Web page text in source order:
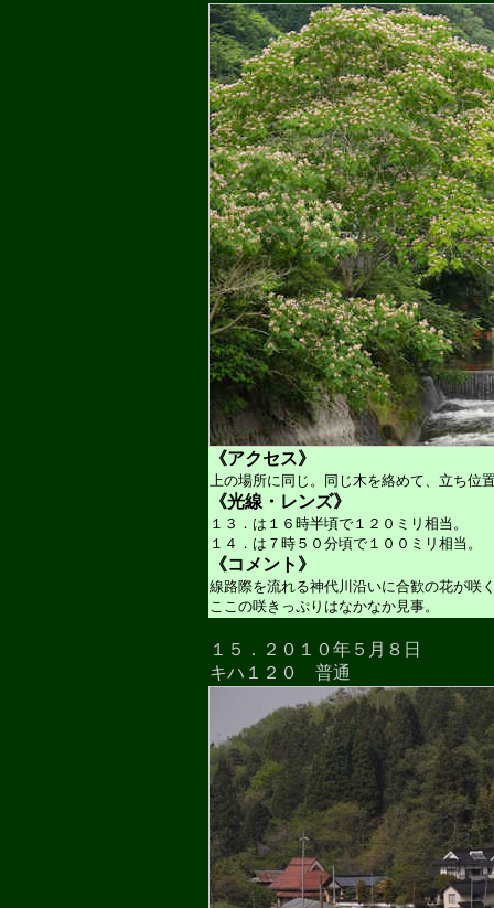
《アクセス》
上の場所に同じ。同じ木を絡めて、立ち位
《光線・レンズ》
１３．は１６時半頃で１２０ミリ相当。
１４．は７時５０分頃で１００ミリ相当。
《コメント》
線路際を流れる神代川沿いに合歓の花が咲
ここの咲きっぷりはなかなか見事。
１５．２０１０年５月８日
キハ１２０ 普通